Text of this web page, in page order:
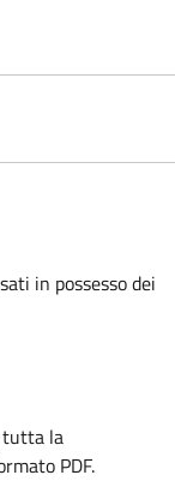
in possesso dei
tutta la
PDF.